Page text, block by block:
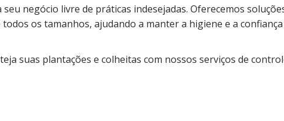
negócio livre de práticas indesejadas. Oferecemos
os tamanhos, ajudando a manter a higiene e a
suas plantações e colheitas com nossos serviços de